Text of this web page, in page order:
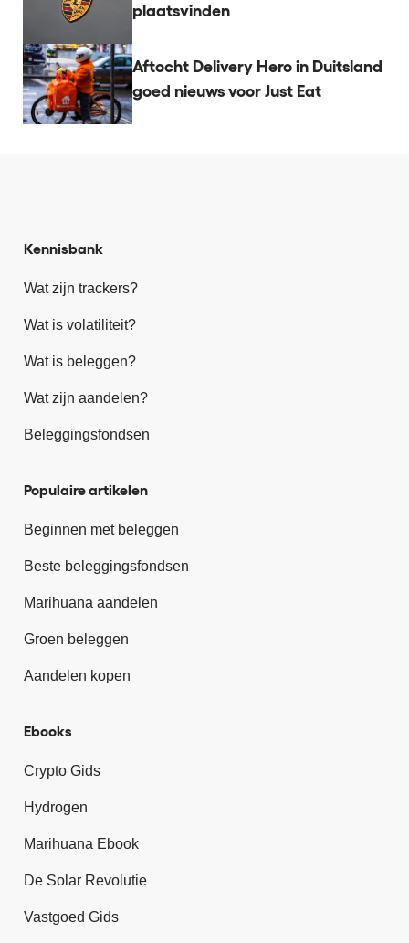
plaatsvinden
Aftocht Delivery Hero in Duitsland
goed nieuws voor Just Eat
Kennisbank
Wat zijn trackers?
Wat is volatiliteit?
Wat is beleggen?
Wat zijn aandelen?
Beleggingsfondsen
Populaire artikelen
Beginnen met beleggen
Beste beleggingsfondsen
Marihuana aandelen
Groen beleggen
Aandelen kopen
Ebooks
Crypto Gids
Hydrogen
Marihuana Ebook
De Solar Revolutie
Vastgoed Gids